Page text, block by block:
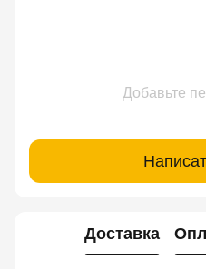
Добавьте
Доставка